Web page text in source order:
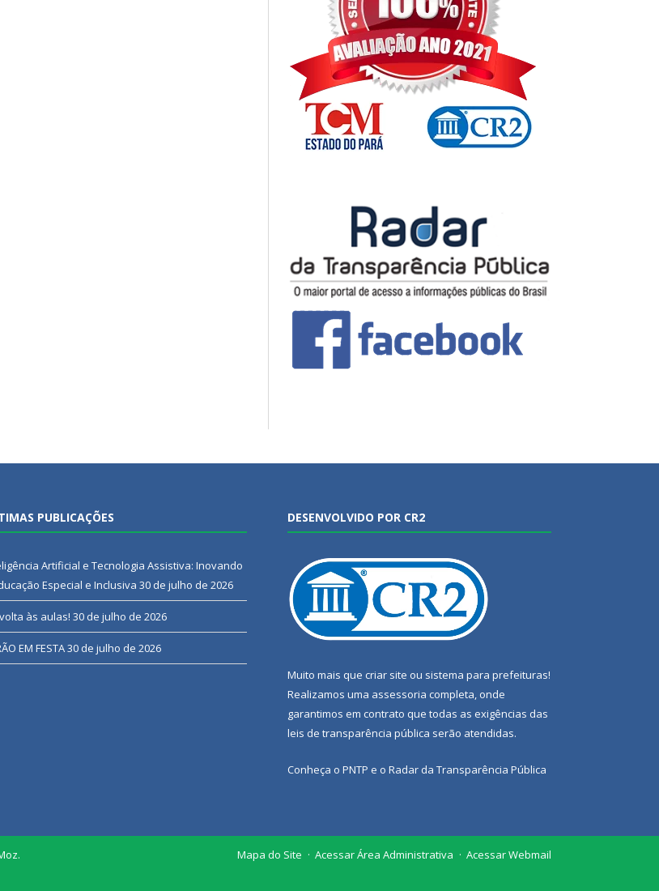
PUBLICAÇÕES
Artificial e Tecnologia Assistiva: Inovando
Especial e Inclusiva 30 de julho de 2026
às aulas! 30 de julho de 2026
EM FESTA30 de julho de 2026
DESENVOLVIDO POR CR2
Muito mais que criar site ou sistema para prefeituras!
Realizamos uma assessoria completa, onde
garantimos em contrato que todas as exigências das
leis de transparência pública serão atendidas.
Conheça o PNTP e o Radar da Transparência Pública
Mapa do Site Acessar Área Administrativa Acessar Webmail